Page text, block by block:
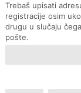
Trebaš upisati
registracije osim
drugu u slučaju
pošte.